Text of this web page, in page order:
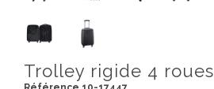
Trolley rigide 4 roues